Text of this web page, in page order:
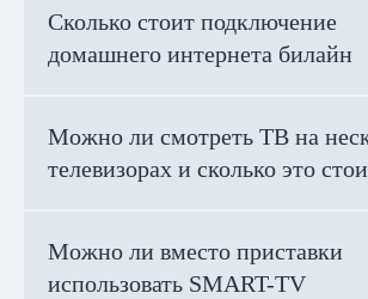
Сколько стоит подключение
домашнего интернета билайн
Можно ли смотреть ТВ на
телевизорах и сколько это
Можно ли вместо приставки
использовать SMART-TV